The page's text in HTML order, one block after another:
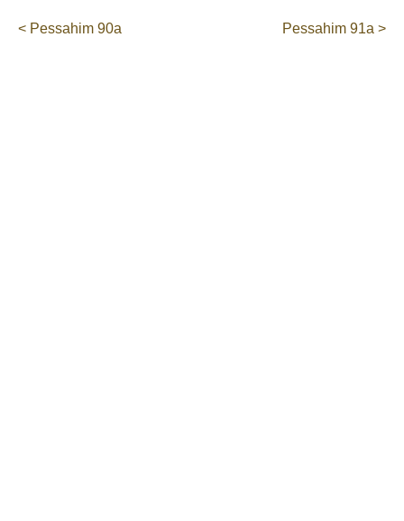
< Pessahim 90a Pessahim 91a >